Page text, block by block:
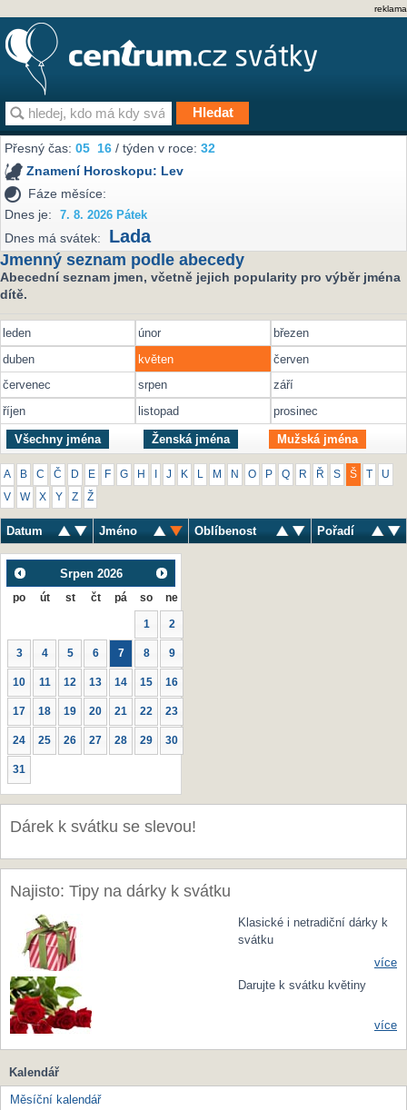
reklama
Přesný čas:05 16 / týden v roce:32
Znamení Horoskopu: Lev
Fáze měsíce:
Dnes je:
7. 8. 2026 Pátek
Dnes má svátek: Lada
Jmenný seznam podle abecedy
Abecední seznam jmen, včetně jejich popularity pro výběr jména
dítě.
leden únor
březen
duben
květen
červen
červenec
srpen
září
říjen
listopad prosinec
Všechny jména Ženská jména Mužská jména
A B C Č D E F G H J K M N O P Q R Ř S Š U
V W X Y Z Ž
Datum Jméno Oblíbenost Pořadí
Srpen 2026
po út st čt pá so ne
1 2
3 4 5 6 7 8 9
10 11 12 13 14 15 16
17 18 19 20 21 22 23
24 25 26 27 28 29 30
31
Dárek k svátku se slevou!
Najisto: Tipy na dárky k svátku
Klasické i netradiční dárky k
svátku
více
Darujte k svátku květiny
více
Kalendář
Měsíční kalendář